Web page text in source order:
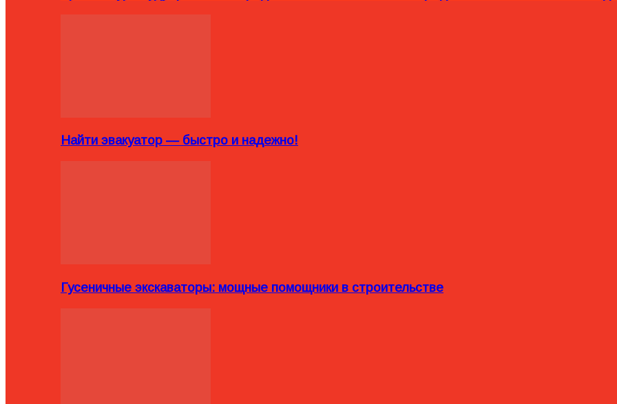
Найти эвакуатор — быстро и надежно!
Гусеничные экскаваторы: мощные помощники в строительстве